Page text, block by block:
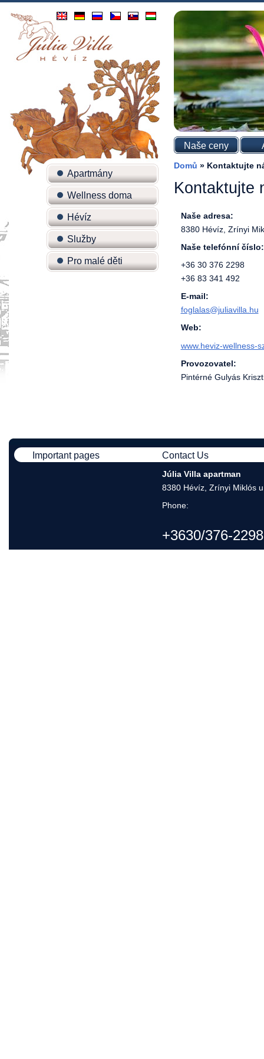
Naše ceny
Apartmány
Wellness doma
Hévíz
Služby
Pro malé děti
Domů » Kontaktujte
Kontaktujte
Naše adresa:
8380 Hévíz, Zrínyi
Naše telefónní číslo:
+36 30 376 2298
+36 83 341 492
E-mail:
foglalas@juliavilla.hu
Web:
www.heviz-wellness-
Provozovatel:
Pintérné Gulyás
Important pages Contact Us
Júlia Villa apartman
8380 Hévíz, Zrínyi Miklós
Phone:
+3630/376-2298